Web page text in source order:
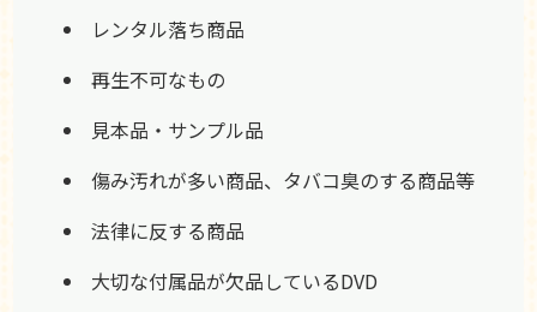
レンタル落ち商品
再生不可なもの
見本品・サンプル品
傷み汚れが多い商品、タバコ臭のする商品等
法律に反する商品
大切な付属品が欠品しているDVD